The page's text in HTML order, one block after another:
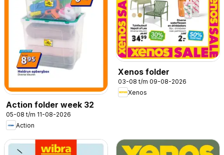
Action folder week 32
05-08 t/m 11-08-2026
Action
Xenos folder
03-08 t/m 09-08-2026
Xenos